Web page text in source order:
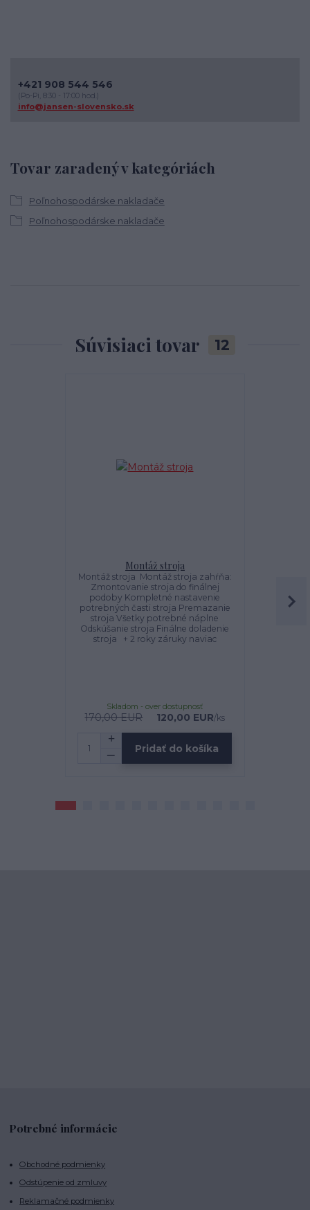
Tovar zaradený v kategóriách
Poľnohospodárske nakladače
Poľnohospodárske nakladače
+421 908 544 546
(Po-Pi, 8:30 - 17:00 hod.)
info@jansen-slovensko.sk
Súvisiaci tovar 12
Montáž stroja
Montáž stroja Montáž stroja zahŕňa:
Zmontovanie stroja do finálnej
podoby Kompletné nastavenie
potrebných časti stroja Premazanie
stroja Všetky potrebné náplne
Odskúšanie stroja Finálne doladenie
stroja + 2 roky záruky naviac
170,00 EUR 120,00 EUR/ks
Skladom - over dostupnosť
Pridať do košíka
PRE
Potrebné informácie
Obchodné podmienky
Odstúpenie od zmluvy
Reklamačné podmienky